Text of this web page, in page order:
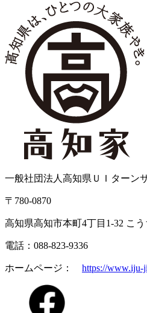
一般社団法人高知県ＵＩターン
〒780-0870
高知県高知市本町4丁目1-32 こ
電話：088-823-9336
ホームページ： https://www.iju-